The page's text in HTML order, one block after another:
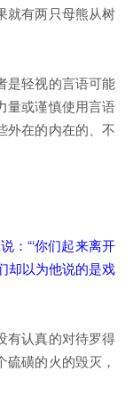
就有两只母熊从树
是轻视的言语可能
量或谨慎使用言语
外在的内在的、不
：“‘你们起来离开
却以为他说的是戏
有认真的对待罗得
磺的火的毁灭，